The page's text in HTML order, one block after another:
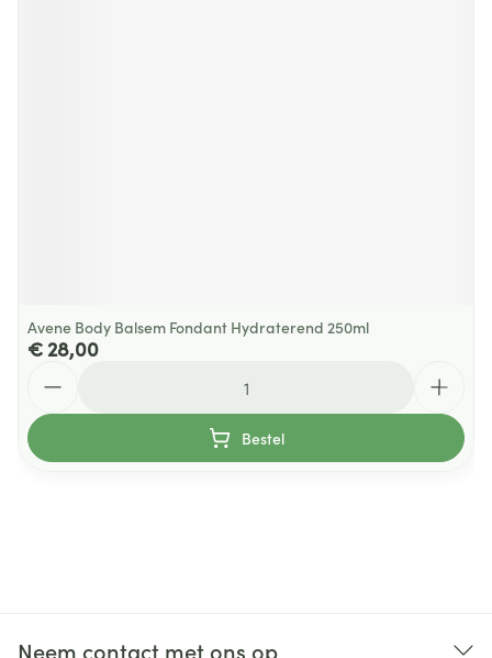
Avene Body Balsem Fondant Hydraterend 250ml
€ 28,00
Bestel
Neem contact met ons op